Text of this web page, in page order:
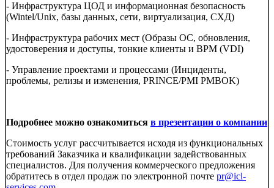
- Инфраструктура ЦОД и информационная безопасность
(Wintel/Unix, базы данных, сети, виртуализация, СХД)
- Инфраструктура рабочих мест (Образы ОС, обновления,
удостоверения и доступы, тонкие клиенты и ВРМ (VDI)
- Управление проектами и процессами (Инциденты,
проблемы, релизы и изменения, PRINCE/PMI PMBOK)
Подробнее можно ознакомиться в презентации о компании
Стоимость услуг рассчитывается исходя из функциональных
требований Заказчика и квалификации задействованных
специалистов. Для получения коммерческого предложения
обратитесь в отдел продаж по электронной почте pr@icl-